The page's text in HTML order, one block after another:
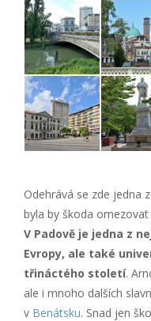
Odehrává se zde jedna
byla by škoda
V Padově je jedna z
Evropy, ale také
třináctého století.
ale i mnoho dalších
v Benátsku. Snad jen